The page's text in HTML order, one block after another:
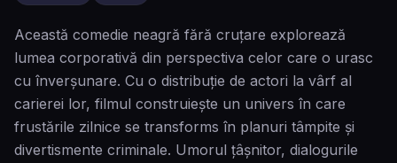
Această comedie neagră fără cruțare explorează
lumea corporativă din perspectiva celor care o urasc
cu înverșunare. Cu o distribuție de actori la vârf al
carierei lor, filmul construiește un univers în care
frustările zilnice se transforms în planuri tâmpite și
divertismente criminale. Umorul țâșnitor, dialogurile